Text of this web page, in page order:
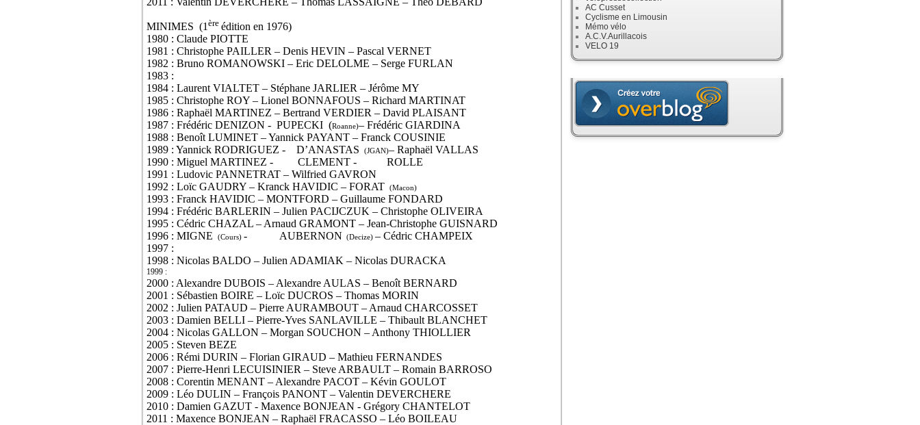
MINIMES (1 ère édition en 1976)
1980 : Claude PIOTTE
1981 : Christophe PAILLER – Denis HEVIN – Pascal VERNET
1982 : Bruno ROMANOWSKI – Eric DELOLME – Serge FURLAN
1983 :
1984 : Laurent VIALTET – Stéphane JARLIER – Jérôme MY
1985 : Christophe ROY – Lionel BONNAFOUS – Richard MARTINAT
1986 : Raphaël MARTINEZ – Bertrand VERDIER – David PLAISANT
1987 : Frédéric DENIZON - PUPECKI (Roanne)– Frédéric GIARDINA
1988 : Benoît LUMINET – Yannick PAYANT – Franck COUSINIE
1989 : Yannick RODRIGUEZ -
D’ANASTAS (JGAN)– Raphaël VALLAS
1990 : Miguel MARTINEZ -
CLEMENT -
ROLLE
1991 : Ludovic PANNETRAT – Wilfried GAVRON
1992 : Loïc GAUDRY – Kranck HAVIDIC – FORAT
(Macon)
1993 : Franck HAVIDIC – MONTFORD – Guillaume FONDARD
1994 : Frédéric BARLERIN – Julien PACIJCZUK – Christophe OLIVEIRA
1995 : Cédric CHAZAL – Arnaud GRAMONT – Jean-Christophe GUISNARD
1996 : MIGNE
(Cours) - AUBERNON (Decize) – Cédric CHAMPEIX
1997 :
1998 : Nicolas BALDO – Julien ADAMIAK – Nicolas DURACKA
1999 :
2000 : Alexandre DUBOIS – Alexandre AULAS – Benoît BERNARD
2001 : Sébastien BOIRE – Loïc DUCROS – Thomas MORIN
2002 : Julien PATAUD – Pierre AURAMBOUT – Arnaud CHARCOSSET
2003 : Damien BELLI – Pierre-Yves SANLAVILLE – Thibault BLANCHET
2004 : Nicolas GALLON – Morgan SOUCHON – Anthony THIOLLIER
2005 : Steven BEZE
2006 : Rémi DURIN – Florian GIRAUD – Mathieu FERNANDES
2007 : Pierre-Henri LECUISINIER – Steve ARBAULT – Romain BARROSO
2008 : Corentin MENANT – Alexandre PACOT – Kévin GOULOT
2009 : Léo DULIN – François PANONT – Valentin DEVERCHERE
2010 : Damien GAZUT - Maxence BONJEAN - Grégory CHANTELOT
2011 : Maxence BONJEAN – Raphaël FRACASSO – Léo BOILEAU
AC Cusset
Cyclisme en Limousin
Mémo vélo
A.C.V.Aurillacois
VELO 19